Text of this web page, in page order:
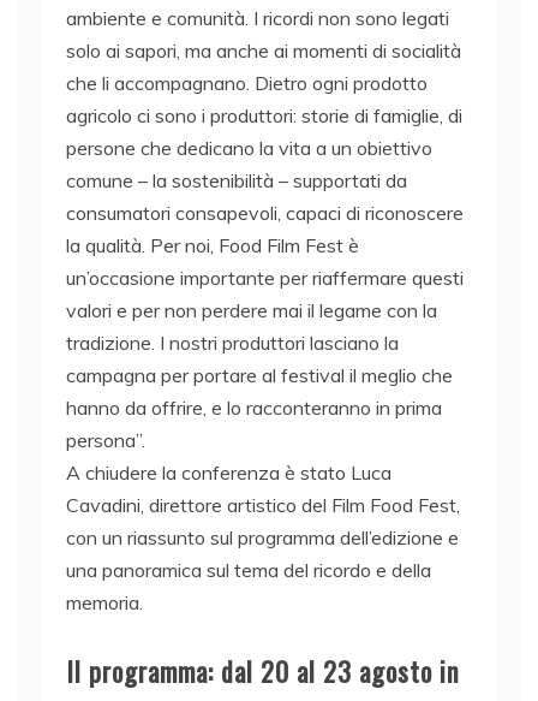
ambiente e comunità. I ricordi non sono legati
solo ai sapori, ma anche ai momenti di socialità
che li accompagnano. Dietro ogni prodotto
agricolo ci sono i produttori: storie di famiglie, di
persone che dedicano la vita a un obiettivo
comune – la sostenibilità – supportati da
consumatori consapevoli, capaci di riconoscere
la qualità. Per noi, Food Film Fest è
un’occasione importante per riaffermare questi
valori e per non perdere mai il legame con la
tradizione. I nostri produttori lasciano la
campagna per portare al festival il meglio che
hanno da offrire, e lo racconteranno in prima
persona”.
A chiudere la conferenza è stato Luca
Cavadini, direttore artistico del Film Food Fest,
con un riassunto sul programma dell’edizione e
una panoramica sul tema del ricordo e della
memoria.
Il programma: dal 20 al 23 agosto in